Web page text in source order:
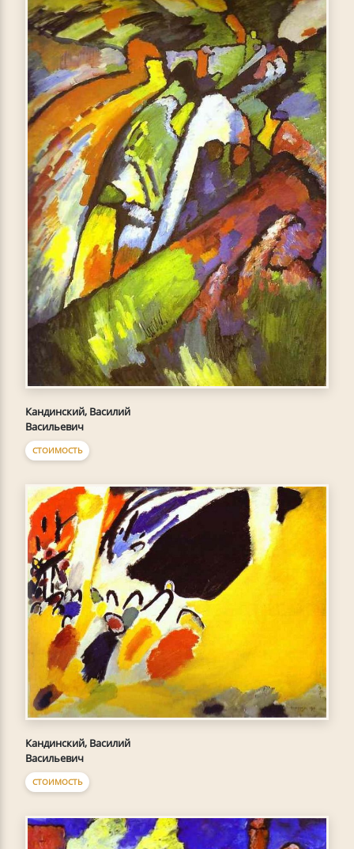
Кандинский, Василий
Васильевич
СТОИМОСТЬ
Кандинский, Василий
Васильевич
СТОИМОСТЬ